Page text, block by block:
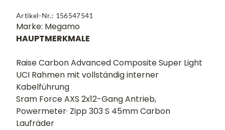
Artikel-Nr.: 156547541
Marke: Megamo
HAUPTMERKMALE
Raise Carbon Advanced Composite Super Light
UCI Rahmen mit vollständig interner
Kabelführung
Sram Force AXS 2x12-Gang Antrieb,
Powermeter· Zipp 303 S 45mm Carbon
Laufräder